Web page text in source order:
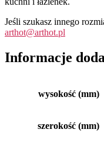
Jeśli szukasz innego
arthot@arthot.pl
Informacje
wysokość (mm)
szerokość (mm)